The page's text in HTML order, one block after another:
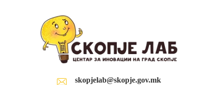
skopjelab@skopje.gov.mk